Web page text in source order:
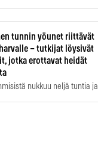
tunnin yöunet riittävät
– tutkijat löysivät
jotka erottavat heidät
nukkuu neljä tuntia ja